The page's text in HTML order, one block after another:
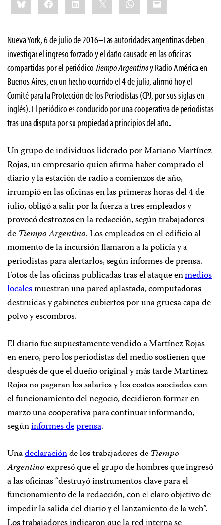
this:
Nueva York, 6 de julio de 2016–Las autoridades argentinas deben
investigar el ingreso forzado y el daño causado en las oficinas
compartidas por el periódico Tiempo Argentinoy Radio América en
Buenos Aires, en un hecho ocurrido el 4 de julio, afirmó hoy el
Comité para la Protección de los Periodistas (CPJ, por sus siglas en
inglés). El periódico es conducido por una cooperativa de periodistas
tras una disputa por su propiedad a principios del año.
Un grupo de individuos liderado por Mariano Martínez
Rojas, un empresario quien afirma haber comprado el
diario y la estación de radio a comienzos de año,
irrumpió en las oficinas en las primeras horas del 4 de
julio, obligó a salir por la fuerza a tres empleados y
provocó destrozos en la redacción, según trabajadores
de Tiempo Argentino. Los empleados en el edificio al
momento de la incursión llamaron a la policía y a
periodistas para alertarlos, según informes de prensa.
Fotos de las oficinas publicadas tras el ataque enmedios
localesmuestran una pared aplastada, computadoras
destruidas y gabinetes cubiertos por una gruesa capa de
polvo y escombros.
El diario fue supuestamente vendido a Martínez Rojas
en enero, pero los periodistas del medio sostienen que
después de que el dueño original y más tarde Martínez
Rojas no pagaran los salarios y los costos asociados con
el funcionamiento del negocio, decidieron formar en
marzo una cooperativa para continuar informando,
segúninformes deprensa.
Unadeclaraciónde los trabajadores de Tiempo
Argentinoexpresó que el grupo de hombres que ingresó
a las oficinas “destruyó instrumentos clave para el
funcionamiento de la redacción, con el claro objetivo de
impedir la salida del diario y el lanzamiento de la web”.